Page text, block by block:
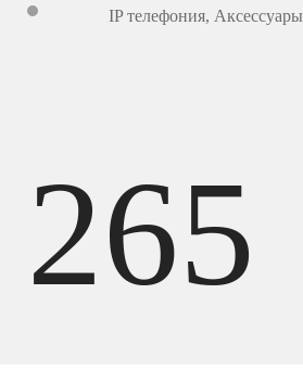
IP телефония, Аксессуары
265